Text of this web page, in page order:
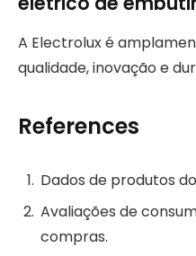
A Electrolux é
qualidade, inovação e
References
Dados de produtos
Avaliações de
compras.